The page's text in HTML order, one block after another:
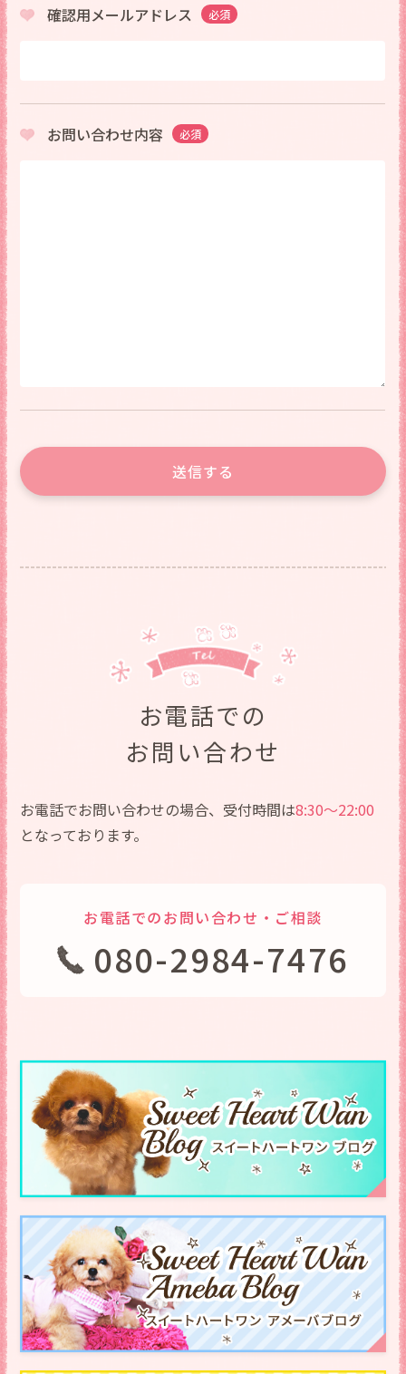
確認用メールアドレス 必須
お問い合わせ内容 必須
送信する
お電話での
お問い合わせ
お電話でお問い合わせの場合、受付時間は8:30～22:00
となっております。
お電話でのお問い合わせ・ご相談
080-2984-7476